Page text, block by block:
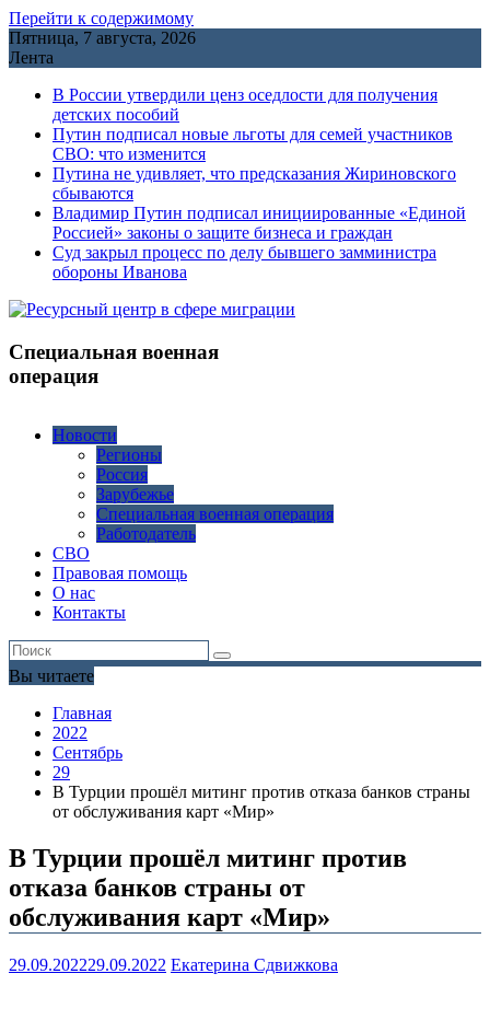
Перейти к содержимому
Пятница, 7 августа, 2026
Лента
В России утвердили ценз оседлости для получения
детских пособий
Путин подписал новые льготы для семей участников
СВО: что изменится
Путина не удивляет, что предсказания Жириновского
сбываются
Владимир Путин подписал инициированные «Единой
Россией» законы о защите бизнеса и граждан
Cуд закрыл процесс по делу бывшего замминистра
обороны Иванова
Специальная военная
операция
Новости
Регионы
Россия
Зарубежье
Специальная военная операция
Работодатель
СВО
Правовая помощь
О нас
Контакты
Вы читаете
Главная
2022
Сентябрь
29
В Турции прошёл митинг против отказа банков страны
от обслуживания карт «Мир»
В Турции прошёл митинг против
отказа банков страны от
обслуживания карт «Мир»
29.09.202229.09.2022 Екатерина Сдвижкова